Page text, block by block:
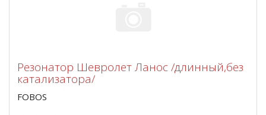
Резонатор Шевролет Ланос /длинный,без
катализатора/
FOBOS